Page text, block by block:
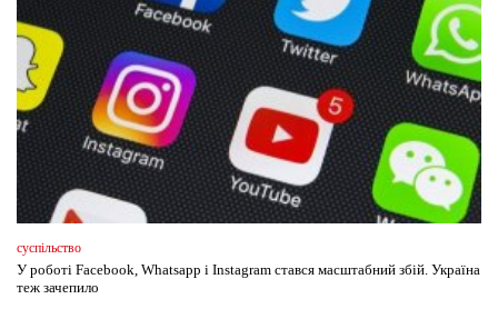
суспільство
У роботі Facebook, Whatsapp і Instagram стався масштабний збій. Україна
теж зачепило